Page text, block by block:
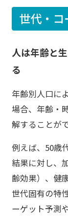
世代・
人は年齢と
る
年齢別人口に
場合、年齢・
解することが
例えば、50歳
結果に対し、
齢効果）、健
世代固有の特
ーゲット予測